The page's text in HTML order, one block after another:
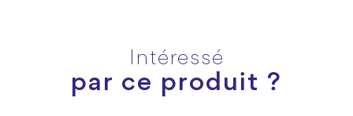
Intéressé
par ce produit ?